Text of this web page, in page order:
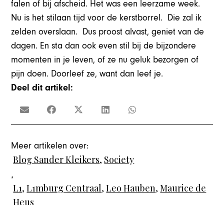
falen of bij afscheid. Het was een leerzame week.
Nu is het stilaan tijd voor de kerstborrel. Die zal ik
zelden overslaan. Dus proost alvast, geniet van de
dagen. En sta dan ook even stil bij de bijzondere
momenten in je leven, of ze nu geluk bezorgen of
pijn doen. Doorleef ze, want dan leef je.
Deel dit artikel:
Meer artikelen over:
Blog Sander Kleikers, Society
,
L1,L1mburg Centraal,Leo Hauben,Maurice de
Heus